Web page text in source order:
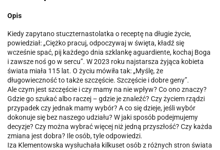
Opis
Kiedy zapytano stuczternastolatka o receptę na długie życie,
powiedział: „Ciężko pracuj, odpoczywaj w święta, kładź się
wcześnie spać, pij każdego dnia szklankę aguardiente, kochaj Boga
i zawsze noś go w sercu”. W 2023 roku najstarsza żyjąca kobieta
świata miała 115 lat. O życiu mówiła tak: „Myślę, że
długowieczność to także szczęście. Szczęście i dobre geny”.
Ale czym jest szczęście i czy mamy na nie wpływ? Co ono znaczy?
Gdzie go szukać albo raczej – gdzie je znaleźć? Czy życiem rządzi
przypadek czy jednak mamy wybór? A co się dzieje, jeśli wybór
dokonuje się bez naszego udziału? W jaki sposób podejmujemy
decyzje? Czy można wybrać więcej niż jedną przyszłość? Czy każda
zmiana jest dobra? Ile osób, tyle odpowiedzi.
Iza Klementowska wysłuchała kilkuset osób z różnych stron świata